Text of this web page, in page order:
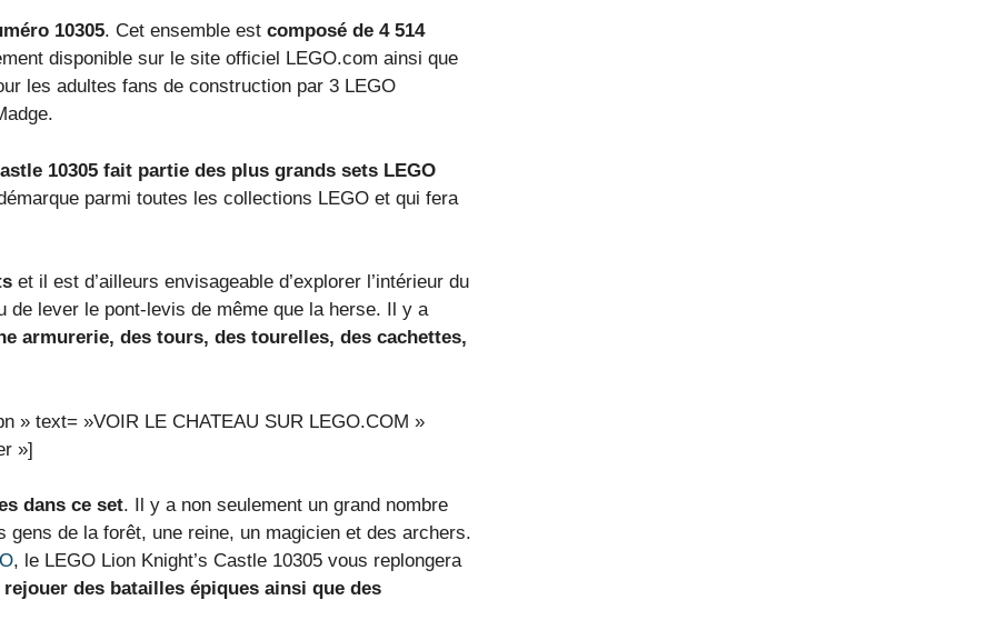
10305. Cet ensemble est composé de 4 514
disponible sur le site officiel LEGO.com ainsi que
les adultes fans de construction par 3 LEGO
10305 fait partie des plus grands sets LEGO
parmi toutes les collections LEGO et qui fera
et il est d’ailleurs envisageable d’explorer l’intérieur du
lever le pont-levis de même que la herse. Il y a
armurerie, des tours, des tourelles, des cachettes,
» text= »VOIR LE CHATEAU SUR LEGO.COM »
»]
dans ce set. Il y a non seulement un grand nombre
de la forêt, une reine, un magicien et des archers.
, le LEGO Lion Knight’s Castle 10305 vous replongera
des batailles épiques ainsi que des